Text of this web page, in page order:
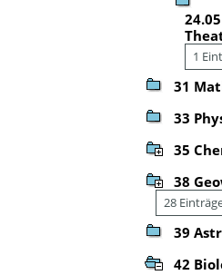
1
31
33
35
38
28
39
42